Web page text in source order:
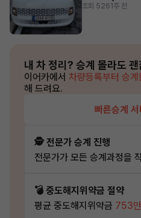
조회 5261주 전
내 차 정리? 승계 몰라도
이어카에서 차량등록부터 승계
해 드려요.
빠른승계
🕵️ 전문가 승계 진행
전문가가 모든 승계과정을
💣 중도해지위약금 절약
평균 중도해지위약금 753